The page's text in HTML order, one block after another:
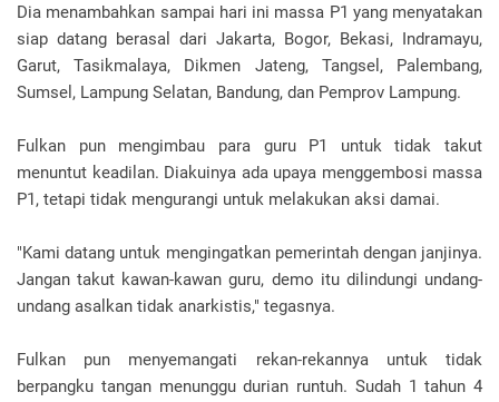
Dia menambahkan sampai hari ini massa P1 yang menyatakan
siap datang berasal dari Jakarta, Bogor, Bekasi, Indramayu,
Garut, Tasikmalaya, Dikmen Jateng, Tangsel, Palembang,
Sumsel, Lampung Selatan, Bandung, dan Pemprov Lampung.
Fulkan pun mengimbau para guru P1 untuk tidak takut
menuntut keadilan. Diakuinya ada upaya menggembosi massa
P1, tetapi tidak mengurangi untuk melakukan aksi damai.
"Kami datang untuk mengingatkan pemerintah dengan janjinya.
Jangan takut kawan-kawan guru, demo itu dilindungi undang-
undang asalkan tidak anarkistis," tegasnya.
Fulkan pun menyemangati rekan-rekannya untuk tidak
berpangku tangan menunggu durian runtuh. Sudah 1 tahun 4